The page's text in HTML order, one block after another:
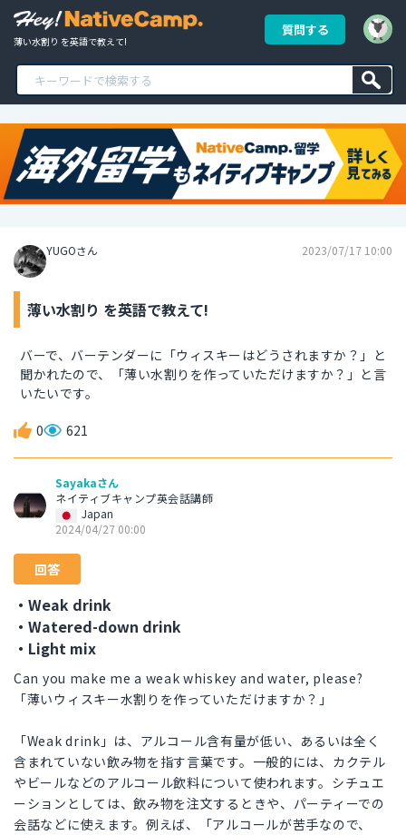
薄い水割り を英語で教えて!
質問する
YUGOさん 2023/07/17 10:00
薄い水割り を英語で教えて!
バーで、バーテンダーに「ウィスキーはどうされますか？」と
聞かれたので、「薄い水割りを作っていただけますか？」と言
いたいです。
0 621
Sayakaさん
ネイティブキャンプ英会話講師
Japan
2024/04/27 00:00
回答
・Weak drink
・Watered-down drink
・Light mix
Can you make me a weak whiskey and water, please?
「薄いウィスキー水割りを作っていただけますか？」
「Weak drink」は、アルコール含有量が低い、あるいは全く
含まれていない飲み物を指す言葉です。一般的には、カクテル
やビールなどのアルコール飲料について使われます。シチュエ
ーションとしては、飲み物を注文するときや、パーティーでの
会話などに使えます。例えば、「アルコールが苦手なので、